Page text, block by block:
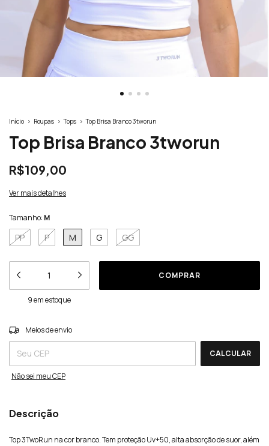
Início > Roupas > Tops > Top Brisa Branco 3tworun
Top Brisa Branco 3tworun
R$109,00
Ver mais detalhes
Tamanho: M
PP P M G GG
9em estoque
Entregas para o CEP:
Meios de envio
CALCULAR
Não sei meu CEP
Descrição
Top 3TwoRun na cor branco. Tem proteção Uv+50, alta absorção de suor, além